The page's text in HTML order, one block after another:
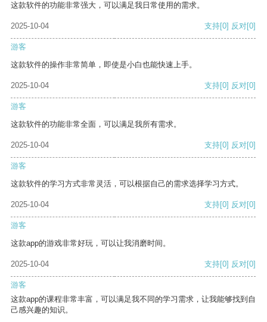
这款软件的功能非常强大，可以满足我日常使用的需求。
2025-10-04 支持[0] 反对[0]
游客
这款软件的操作非常简单，即使是小白也能快速上手。
2025-10-04 支持[0] 反对[0]
游客
这款软件的功能非常全面，可以满足我所有需求。
2025-10-04 支持[0] 反对[0]
游客
这款软件的学习方式非常灵活，可以根据自己的需求选择学习方式。
2025-10-04 支持[0] 反对[0]
游客
这款app的游戏非常好玩，可以让我消磨时间。
2025-10-04 支持[0] 反对[0]
游客
这款app的课程非常丰富，可以满足我不同的学习需求，让我能够找到自
己感兴趣的知识。